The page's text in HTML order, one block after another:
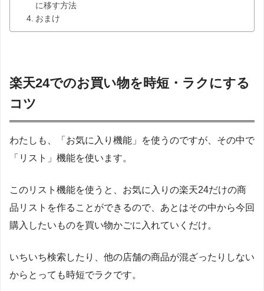
に移す方法
おまけ
楽天24でのお買い物を時短・ラクにする
コツ
わたしも、「お気に入り機能」を使うのですが、その中で
「リスト」機能を使います。
このリスト機能を使うと、お気に入りの楽天24だけの商
品リストを作ることができるので、あとはその中から今回
購入したいものを買い物かごに入れていくだけ。
いちいち検索したり、他の店舗の商品が混ざったりしない
からとっても時短でラクです。